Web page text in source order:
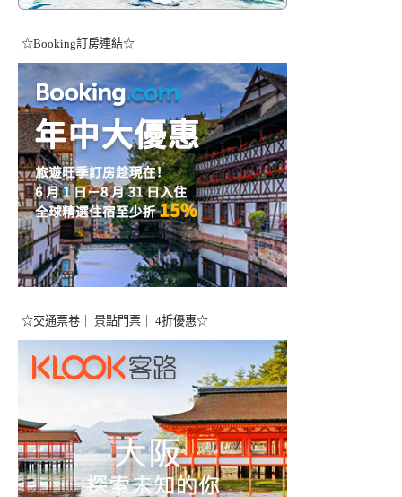
☆Booking訂房連結☆
☆交通票卷｜ 景點門票｜ 4折優惠☆